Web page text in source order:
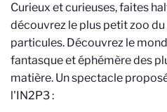
Curieux et curieuses, faites
découvrez le plus petit zoo
particules. Découvrez le
fantasque et éphémère des
matière. Un spectacle
l'IN2P3 :